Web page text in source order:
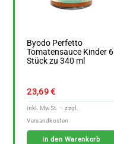
Byodo Perfetto
Tomatensauce Kinder 6
Stück zu 340 ml
23,69€
In den Warenkorb